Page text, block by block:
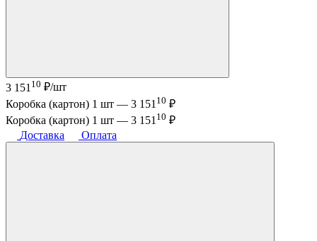
3 151 10 ₽/шт
Коробка (картон) 1 шт — 3 151 10 ₽
Коробка (картон) 1 шт — 3 151 10 ₽
Доставка
Оплата